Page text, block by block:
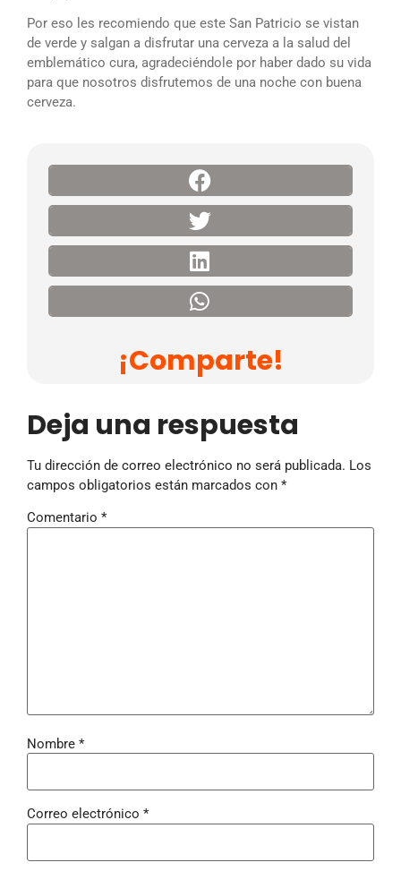
Por eso les recomiendo que este San Patricio se vistan
de verde y salgan a disfrutar una cerveza a la salud del
emblemático cura, agradeciéndole por haber dado su vida
para que nosotros disfrutemos de una noche con buena
cerveza.
¡Comparte!
Deja una respuesta
Tu dirección de correo electrónico no será publicada. Los
campos obligatorios están marcados con *
Comentario *
Nombre *
Correo electrónico *